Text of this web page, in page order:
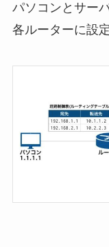
パソコンとサー
各ルーターに設